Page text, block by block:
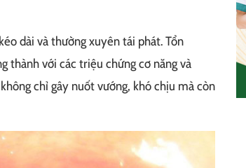
dài và thường xuyên tái phát. Tổn
thành với các triệu chứng cơ năng và
chỉ gây nuốt vướng, khó chịu mà còn